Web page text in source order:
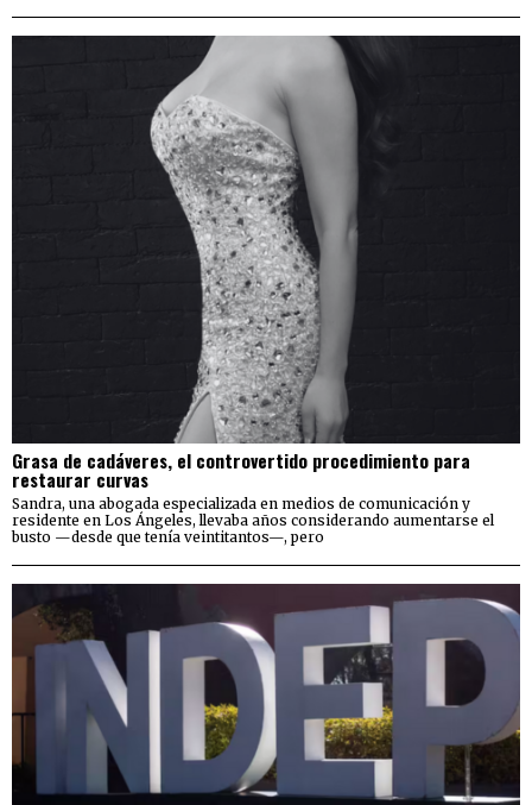
Grasa de cadáveres, el controvertido procedimiento para
restaurar curvas
Sandra, una abogada especializada en medios de comunicación y
residente en Los Ángeles, llevaba años considerando aumentarse el
busto —desde que tenía veintitantos—, pero